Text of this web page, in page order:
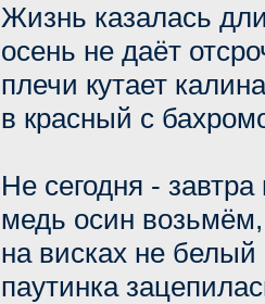
Жизнь казалась
осень не даёт
плечи кутает калина
в красный с
Не сегодня -
медь осин
на висках не белый
паутинка